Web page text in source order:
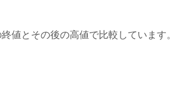
値とその後の高値で比較しています。